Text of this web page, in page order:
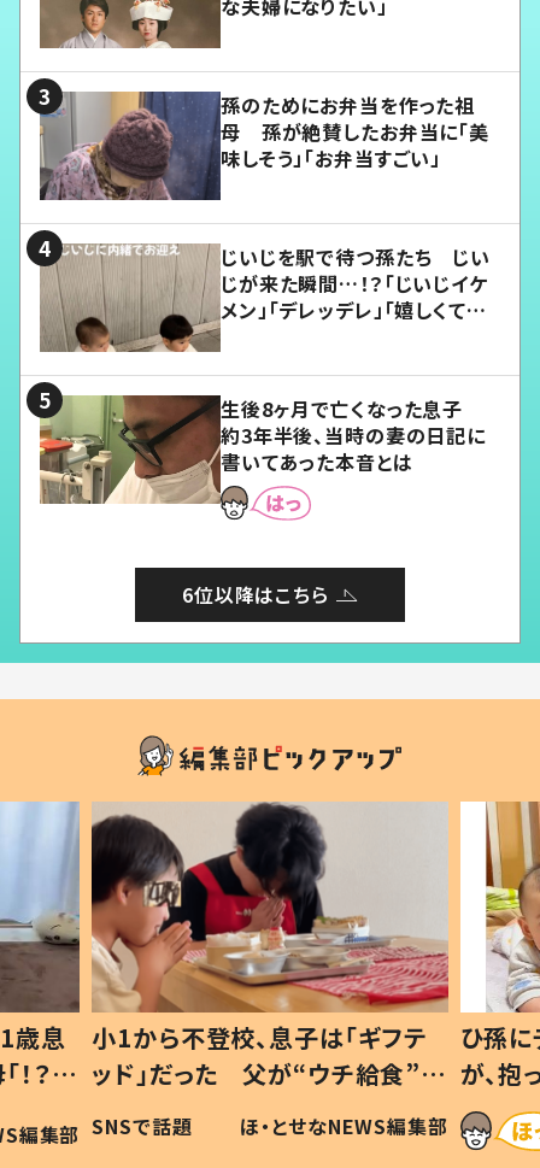
な夫婦になりたい」
孫のためにお弁当を作った祖
母 孫が絶賛したお弁当に「美
味しそう」「お弁当すごい」
じいじを駅で待つ孫たち じい
じが来た瞬間…！？「じいじイケ
メン」「デレッデレ」「嬉しくて可
生後8ヶ月で亡くなった息子
約3年半後、当時の妻の日記に
書いてあった本音とは
6位以降はこちら
歳息
？」
編集部
小1から不登校、息子は「ギフテ
ッド」だった 父が“ウチ給食”を
作り続ける理由とは #令和の親
#令和の子
SNSで話題 ほ・とせなNEWS編集部
ひ孫
が、
「涙が
い」